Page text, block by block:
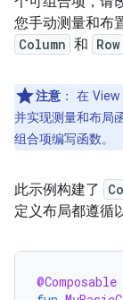
您手动测量和布
Column 和 Row
注意 ： 在 View
并实现测量和布局
组合项编写函数。
此示例构建了
定义布局都遵循
@Composable